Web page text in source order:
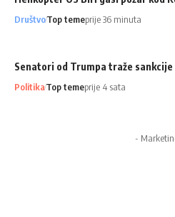
DruštvoTop temeprije 36 minuta
Senatori od Trumpa traže sankcije
PolitikaTop temeprije 4 sata
-